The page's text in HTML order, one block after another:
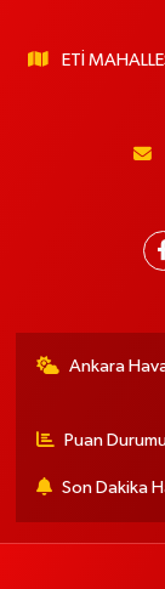
ETİ
Ankara
Puan
Son Dakika